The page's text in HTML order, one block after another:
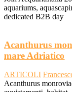
aquariums,
dedicated B2B day
Acanthurus
mare Adriatico
ARTICOLI
Acanthurus